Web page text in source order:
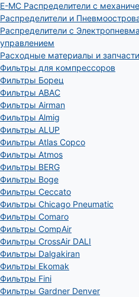
E-MC Распределители с
Распределители и
Распределители с
управлением
Расходные материалы и запчасти
Фильтры для компрессоров
Фильтры Борец
Фильтры ABAC
Фильтры Airman
Фильтры Almig
Фильтры ALUP
Фильтры Atlas Copco
Фильтры Atmos
Фильтры BERG
Фильтры Boge
Фильтры Ceccato
Фильтры Chicago Pneumatic
Фильтры Comaro
Фильтры CompAir
Фильтры CrossAir DALI
Фильтры Dalgakiran
Фильтры Ekomak
Фильтры Fini
Фильтры Gardner Denver